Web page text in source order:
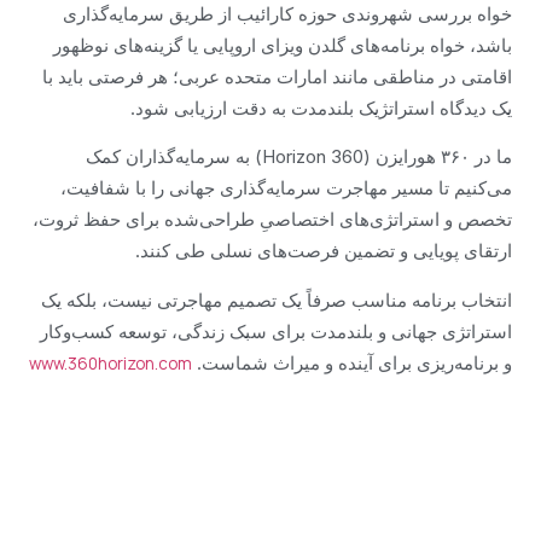
خواه بررسی شهروندی حوزه کارائیب از طریق سرمایه‌گذاری
باشد، خواه برنامه‌های گلدن ویزای اروپایی یا گزینه‌های نوظهور
اقامتی در مناطقی مانند امارات متحده عربی؛ هر فرصتی باید با
یک دیدگاه استراتژیک بلندمدت به دقت ارزیابی شود.
ما در ۳۶۰ هورایزن (360 Horizon) به سرمایه‌گذاران کمک
می‌کنیم تا مسیر مهاجرت سرمایه‌گذاری جهانی را با شفافیت،
تخصص و استراتژی‌های اختصاصیِ طراحی‌شده برای حفظ ثروت،
ارتقای پویایی و تضمین فرصت‌های نسلی طی کنند.
انتخاب برنامه مناسب صرفاً یک تصمیم مهاجرتی نیست، بلکه یک
استراتژی جهانی و بلندمدت برای سبک زندگی، توسعه کسب‌وکار
و برنامه‌ریزی برای آینده و میراث شماست. www.360horizon.com